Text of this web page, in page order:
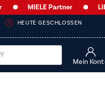
MIELE Partner
HEUTE GESCHLOSSEN
Mein